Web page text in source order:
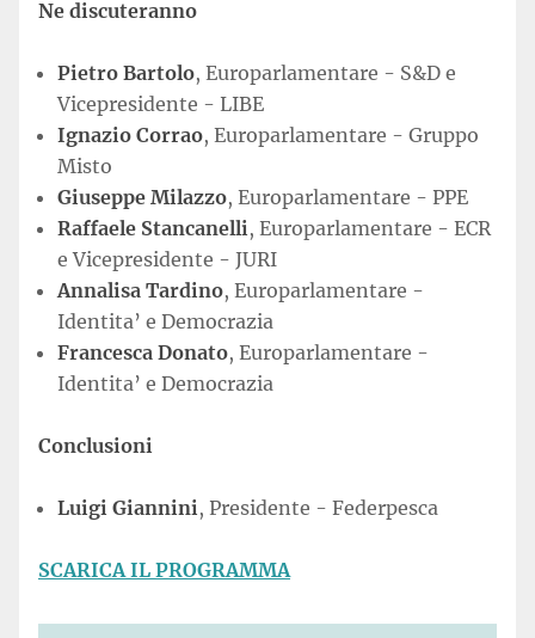
Ne discuteranno
Pietro Bartolo, Europarlamentare - S&D e
Vicepresidente - LIBE
Ignazio Corrao, Europarlamentare - Gruppo
Misto
Giuseppe Milazzo, Europarlamentare - PPE
Raffaele Stancanelli, Europarlamentare - ECR
e Vicepresidente - JURI
Annalisa Tardino, Europarlamentare -
Identita’ e Democrazia
Francesca Donato, Europarlamentare -
Identita’ e Democrazia
Conclusioni
Luigi Giannini, Presidente - Federpesca
SCARICA IL PROGRAMMA